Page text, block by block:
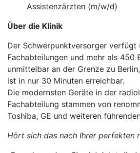
Assistenzärzten (m/w/d)
Über die Klinik
Der Schwerpunktversorger verfügt
Fachabteilungen und mehr als 450
unmittelbar an der Grenze zu
ist in nur 30 Minuten erreichbar.
Die modernsten Geräte in der
Fachabteilung stammen von
Toshiba, GE und weiteren
Hört sich das nach Ihrer perfekten